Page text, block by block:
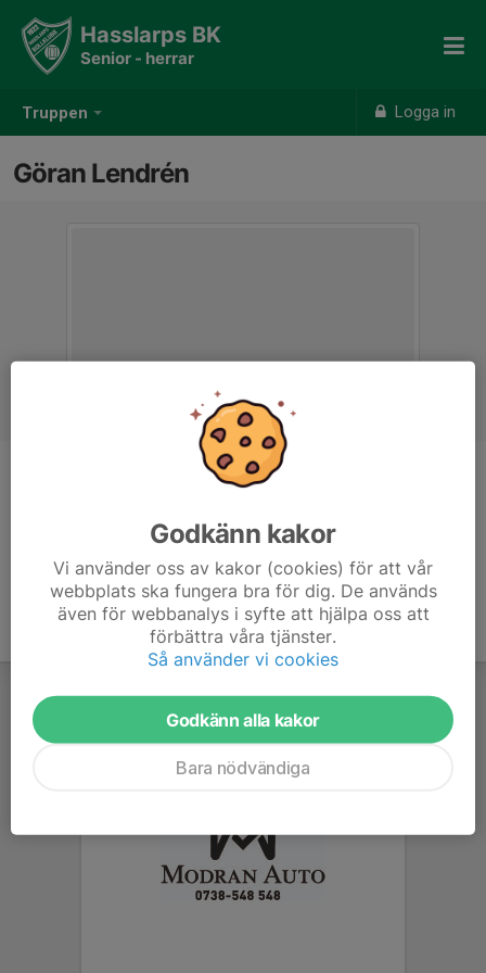
Truppen Logga in
Hasslarps BK
Senior - herrar
Göran Lendrén
Tränare
Godkänn kakor
Vi använder oss av kakor (cookies) för att vår
webbplats ska fungera bra för dig. De används
även för webbanalys i syfte att hjälpa oss att
förbättra våra tjänster.
Så använder vi cookies
Godkänn alla kakor
Bara nödvändiga